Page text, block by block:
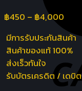
฿450 – ฿4,000
มีการรับประกันสินค้า
สินค้าของแท้ 100%
ส่งเร็วทันใจ
รับบัตรเครดิต / เดบิต